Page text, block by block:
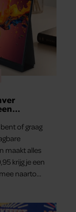
of graag
maakt alles
krijg je een
naartoe